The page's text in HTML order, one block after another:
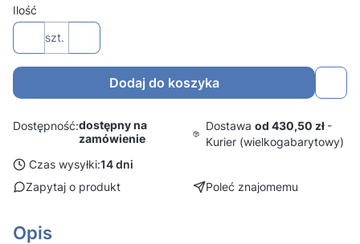
Ilość
szt.
Dodaj do koszyka
Dostępność:dostępny na
zamówienie
Dostawaod 430,50 zł -
Kurier (wielkogabarytowy)
Czas wysyłki:14 dni
Zapytaj o produkt
Poleć znajomemu
Opis